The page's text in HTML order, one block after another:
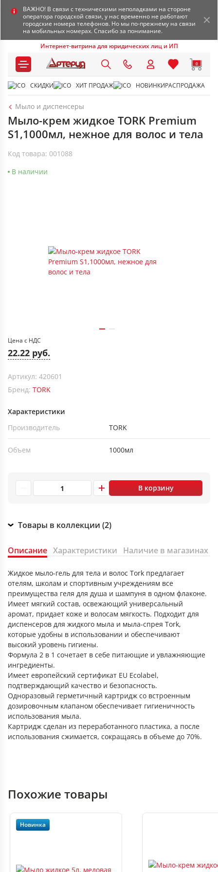
ВАЖНО! В связи с техническими неполадками на стороне
оператора городской связи, у нас временно не работают
городские номера телефонов. Но мы по-прежнему на связи
на мобильных номерах. Спасибо за понимание.
Интернет-витрина для юридических лиц и ИП
0
СКИДКИ ХИТ ПРОДАЖ НОВИНКИРАСПРОДАЖА
Мыло и диспенсеры
Мыло-крем жидкое TORK Premium
S1,1000мл, нежное для волос и тела
Код товара: 001088
В наличии
Цена с НДС
22.22 руб.
Артикул: 420601
Бренд: TORK
Характеристики
Производитель
TORK
Объем 1000мл
В корзину
Товары в коллекции (2)
Описание Характеристики Наличие в магазинах
Жидкое мыло-гель для тела и волос Tork предлагает
отелям, школам и спортивным учреждениям все
преимущества геля для душа и шампуня в одном флаконе.
Имеет мягкий состав, освежающий универсальный
аромат, придает коже и волосам мягкость. Подходит для
диспенсеров для жидкого мыла и мыла-спрея Tork,
которые удобны в использовании и обеспечивают
высокий уровень гигиены.
Формула 2 в 1 сочетает в себе питающие и увлажняющие
ингредиенты.
Имеет европейский сертификат EU Ecolabel,
подтверждающий качество и безопасность.
Одноразовый герметичный картридж со встроенным
дозировочным клапаном обеспечивает гигиеничность
использования мыла.
Картридж сделан из переработанного пластика, а после
использования сжимается, сокращаясь в объеме до 70%.
Похожие товары
Новинка